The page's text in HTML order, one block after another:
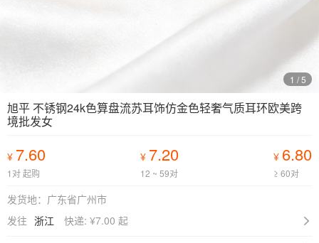
1 / 5
旭平 不锈钢24k色算盘流苏耳饰仿金色轻奢气质耳环欧美跨
境批发女
¥ 7.60
1对 起购
¥ 7.20
12 ~ 59对
¥ 6.80
≥ 60对
发货地：广东省广州市
发往 浙江 快递: ¥7.00 起